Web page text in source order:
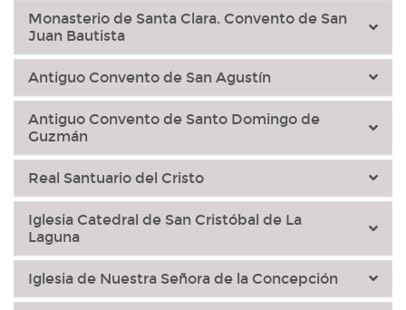
Monasterio de Santa Clara. Convento de San
Juan Bautista
Antiguo Convento de San Agustín
Antiguo Convento de Santo Domingo de
Guzmán
Real Santuario del Cristo
Iglesia Catedral de San Cristóbal de La
Laguna
Iglesia de Nuestra Señora de la Concepción